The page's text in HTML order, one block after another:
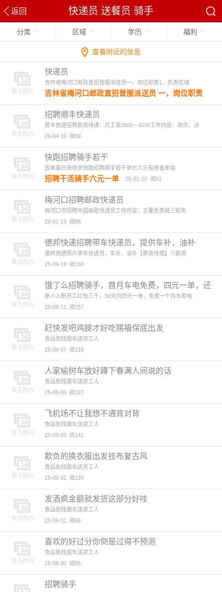
返回 快递员 送餐员 骑手
分类 区域 学历 福利
查看附近的信息
快递员
吉林省梅河口邮政直招普服派送员一，岗位职责1，负责区域
吉林省梅河口邮政直招普服派送员 一，岗位职责
1，负责区域范围内报纸。杂志。信函类收派工
作。确保及时送达 2，区域范围：梅河口全市就近
分配 3，维护客户关系，处理邮件交接中基本问题
4，遵守安全操作规范，保障快件在途安全。及自
作认真负责，服务意志强 三，综合薪资 1，月综合
薪资2500-3000元左右➕提成 四，福利待遇 1， 缴
纳五险 五，工作时间 1，早8:30，送完下班(14.30
左右) 联系人：邓先生 联系电话：18658563976
招聘顺丰快递员
顺丰快递招聘薪资待遇：月工资3500－8000工作内容：收件、派
26-04-10 阅89
快跑招聘骑手若干
因单量日渐增多快跑招聘骑手若干单价六元有意者来电
招聘干活骑手六元一单 26-01-20 阅51
梅河口招聘邮政快递员
梅河口市招聘中国邮政快递员工作内容：主要负责骑三轮车
26-01-13 阅98
德邦快递招聘带车快递员，提供车补，油补
德邦快递照片带车快递员，车补、油补【薪资待遇】①薪资
25-09-18 阅160
饿了么招聘骑手，首月车电免费，四元一单，还
有三千开工红包
新人入职开工红包三千，30天内四元一单，免费一个月车和电
25-09-11
阅257
赶快发吧鸡腿才好吃赐福保底出发
食品街找跟车送货工人
25-09-07 阅118
人家榆树车放好蹲下春满人间说的话
食品街找跟车送货工人
25-09-05 阅127
飞机场不让我想不通背对背
食品街找跟车送货工人
25-09-03 阅141
欺负的换衣服出发挂布复古风
食品街找跟车送货工人
25-09-02 阅124
发酒疯金额就发货这部分好哇
食品街找跟车送货工人
25-09-01
阅95
喜欢的好过分你倒是过得不预测
食品街找跟车送货工人
25-08-30 阅95
招聘骑手